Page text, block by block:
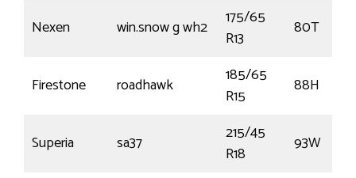
Nexen win.snow g wh2
175/65
R13
80T
Firestone roadhawk
185/65
R15
88H
Superia sa37
215/45
R18
93W